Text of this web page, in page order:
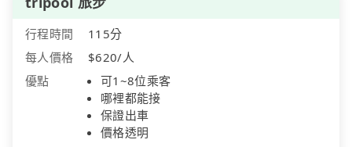
行程時間
115分
每人價格
$620/人
優點
可1~8位乘客
哪裡都能接
保證出車
價格透明